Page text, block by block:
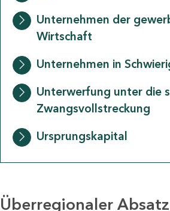
Unternehmen der
Wirtschaft
Unternehmen in
Unterwerfung unter die
Zwangsvollstreckung
Ursprungskapital
Überregionaler Absatz